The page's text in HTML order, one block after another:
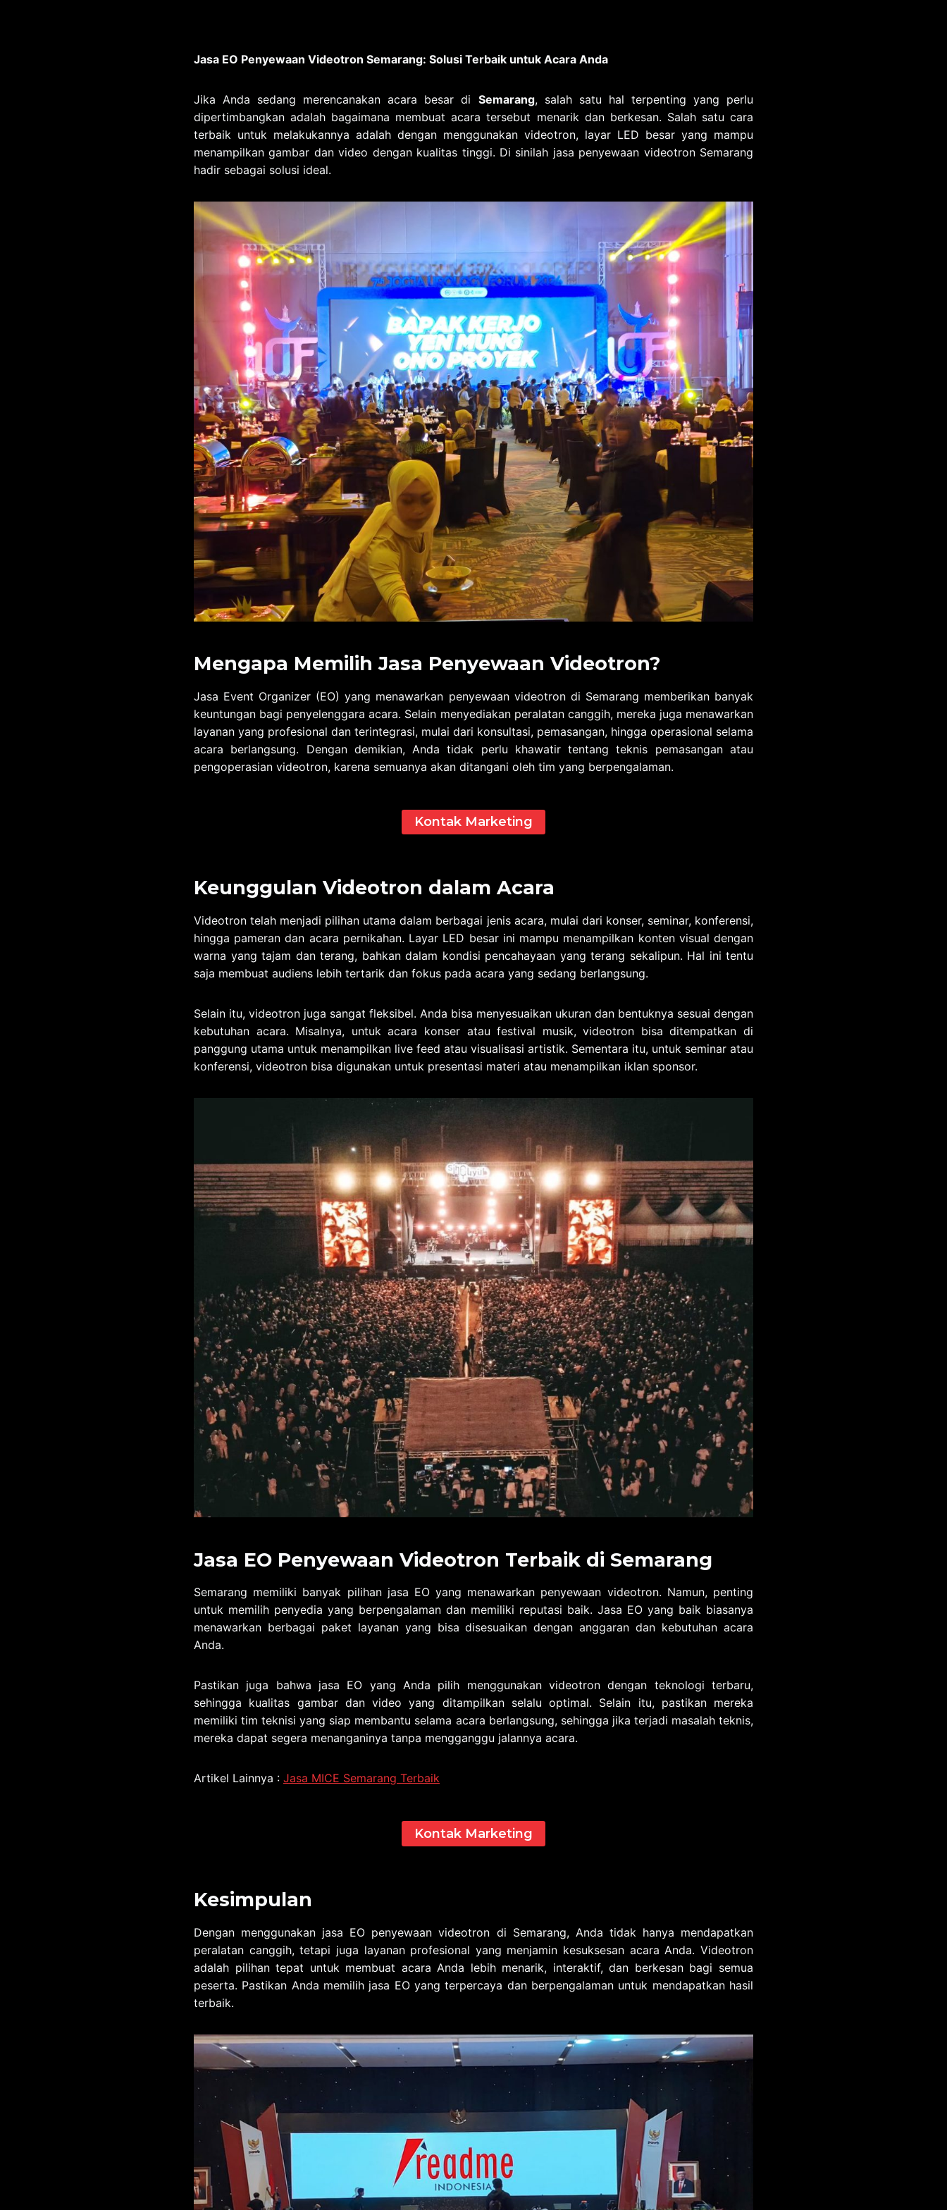
Jasa EO Penyewaan Videotron Semarang: Solusi Terbaik untuk Acara Anda
Jika Anda sedang merencanakan acara besar di Semarang, salah satu hal terpenting yang perlu
dipertimbangkan adalah bagaimana membuat acara tersebut menarik dan berkesan. Salah satu cara
terbaik untuk melakukannya adalah dengan menggunakan videotron, layar LED besar yang mampu
menampilkan gambar dan video dengan kualitas tinggi. Di sinilah jasa penyewaan videotron Semarang
hadir sebagai solusi ideal.
Mengapa Memilih Jasa Penyewaan Videotron?
Jasa Event Organizer (EO) yang menawarkan penyewaan videotron di Semarang memberikan banyak
keuntungan bagi penyelenggara acara. Selain menyediakan peralatan canggih, mereka juga menawarkan
layanan yang profesional dan terintegrasi, mulai dari konsultasi, pemasangan, hingga operasional selama
acara berlangsung. Dengan demikian, Anda tidak perlu khawatir tentang teknis pemasangan atau
pengoperasian videotron, karena semuanya akan ditangani oleh tim yang berpengalaman.
Kontak Marketing
Keunggulan Videotron dalam Acara
Videotron telah menjadi pilihan utama dalam berbagai jenis acara, mulai dari konser, seminar, konferensi,
hingga pameran dan acara pernikahan. Layar LED besar ini mampu menampilkan konten visual dengan
warna yang tajam dan terang, bahkan dalam kondisi pencahayaan yang terang sekalipun. Hal ini tentu
saja membuat audiens lebih tertarik dan fokus pada acara yang sedang berlangsung.
Selain itu, videotron juga sangat fleksibel. Anda bisa menyesuaikan ukuran dan bentuknya sesuai dengan
kebutuhan acara. Misalnya, untuk acara konser atau festival musik, videotron bisa ditempatkan di
panggung utama untuk menampilkan live feed atau visualisasi artistik. Sementara itu, untuk seminar atau
konferensi, videotron bisa digunakan untuk presentasi materi atau menampilkan iklan sponsor.
Jasa EO Penyewaan Videotron Terbaik di Semarang
Semarang memiliki banyak pilihan jasa EO yang menawarkan penyewaan videotron. Namun, penting
untuk memilih penyedia yang berpengalaman dan memiliki reputasi baik. Jasa EO yang baik biasanya
menawarkan berbagai paket layanan yang bisa disesuaikan dengan anggaran dan kebutuhan acara
Anda.
Pastikan juga bahwa jasa EO yang Anda pilih menggunakan videotron dengan teknologi terbaru,
sehingga kualitas gambar dan video yang ditampilkan selalu optimal. Selain itu, pastikan mereka
memiliki tim teknisi yang siap membantu selama acara berlangsung, sehingga jika terjadi masalah teknis,
mereka dapat segera menanganinya tanpa mengganggu jalannya acara.
Artikel Lainnya : Jasa MICE Semarang Terbaik
Kontak Marketing
Kesimpulan
Dengan menggunakan jasa EO penyewaan videotron di Semarang, Anda tidak hanya mendapatkan
peralatan canggih, tetapi juga layanan profesional yang menjamin kesuksesan acara Anda. Videotron
adalah pilihan tepat untuk membuat acara Anda lebih menarik, interaktif, dan berkesan bagi semua
peserta. Pastikan Anda memilih jasa EO yang terpercaya dan berpengalaman untuk mendapatkan hasil
terbaik.